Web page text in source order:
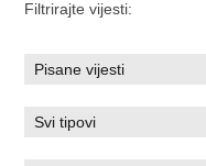
Filtrirajte vijesti: